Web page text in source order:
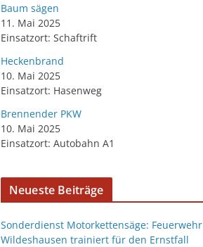
Baum sägen
11. Mai 2025
Einsatzort: Schaftrift
Heckenbrand
10. Mai 2025
Einsatzort: Hasenweg
Brennender PKW
10. Mai 2025
Einsatzort: Autobahn A1
Neueste Beiträge
Sonderdienst Motorkettensäge: Feuerwehr
Wildeshausen trainiert für den Ernstfall